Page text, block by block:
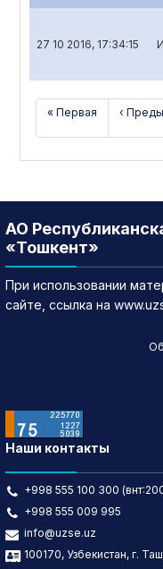
27 10 2016, 17:34:15
« Первая ‹
АО
«Тошкент»
При использовании
сайте, ссылка на
Наши контакты
+998 555 100 300
+998 555 009 995
info@uzse.uz
100170, Узбекистан, г.